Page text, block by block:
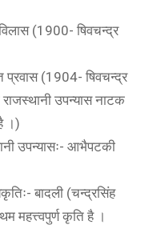
(1900- षिवचन्द्र
प्रवास (1904- षिवचन्द्र
उपन्यास नाटक
।)
उपन्यासः- आभैपटकी
बादली (चन्द्रसिंह
महत्त्वपुर्ण कृति है ।